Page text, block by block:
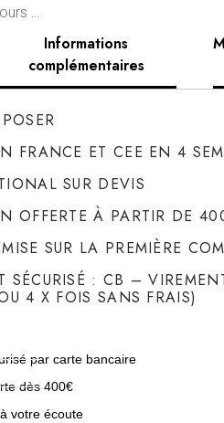
...
Informations
complémentaires
FRANCE ET CEE EN 4
SUR DEVIS
OFFERTE À PARTIR DE
SUR LA PREMIÈRE
SÉCURISÉ : CB –
4 X FOIS SANS FRAIS)
par carte bancaire
dès 400€
votre écoute